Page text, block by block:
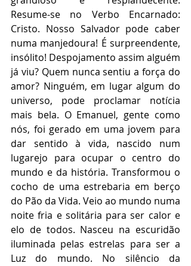
Resume-se no Verbo Encarnado:
Cristo. Nosso Salvador pode caber
numa manjedoura! É surpreendente,
insólito! Despojamento assim alguém
já viu? Quem nunca sentiu a força do
amor? Ninguém, em lugar algum do
universo, pode proclamar notícia
mais bela. O Emanuel, gente como
nós, foi gerado em uma jovem para
dar sentido à vida, nascido num
lugarejo para ocupar o centro do
mundo e da história. Transformou o
cocho de uma estrebaria em berço
do Pão da Vida. Veio ao mundo numa
noite fria e solitária para ser calor e
elo de todos. Nasceu na escuridão
iluminada pelas estrelas para ser a
Luz do mundo. No silêncio da